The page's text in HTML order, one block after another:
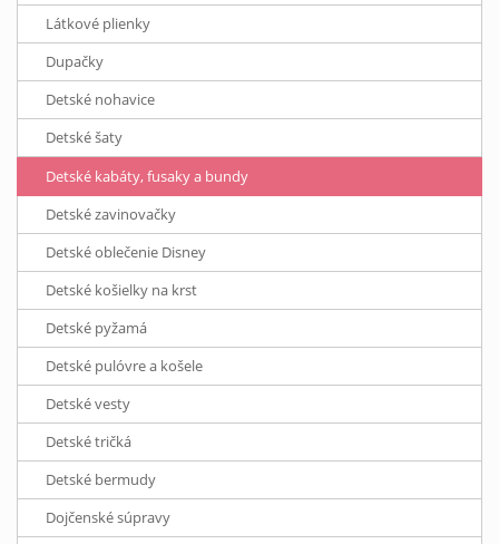
Látkové plienky
Dupačky
Detské nohavice
Detské šaty
Detské kabáty, fusaky a bundy
Detské zavinovačky
Detské oblečenie Disney
Detské košielky na krst
Detské pyžamá
Detské pulóvre a košele
Detské vesty
Detské tričká
Detské bermudy
Dojčenské súpravy